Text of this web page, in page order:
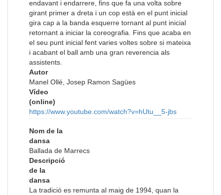
endavant i endarrere, fins que fa una volta sobre
girant primer a dreta i un cop està en el punt inicial
gira cap a la banda esquerre tornant al punt inicial
retornant a iniciar la coreografia. Fins que acaba en
el seu punt inicial fent varies voltes sobre si mateixa
i acabant el ball amb una gran reverencia als
assistents.
Autor
Manel Ollé, Josep Ramon Sagües
Vídeo
(online)
https://www.youtube.com/watch?v=hUtu__5-jbs
Nom de la
dansa
Ballada de Marrecs
Descripció
de la
dansa
La tradició es remunta al maig de 1994, quan la